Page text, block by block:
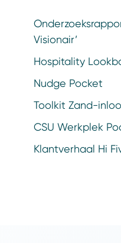
Visionair’
Hospitality
Nudge Pocket
Toolkit Zand-
CSU Werkplek
Klantverhaal Hi